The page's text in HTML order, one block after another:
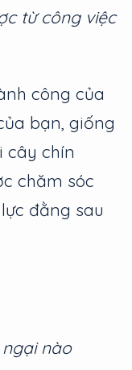
từ công việc
công của
bạn, giống
cây chín
chăm sóc
đằng sau
nào